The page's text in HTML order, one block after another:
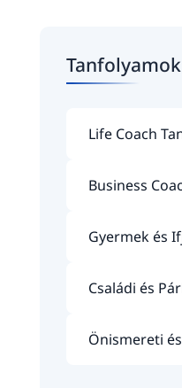
Tanfolyamok
Life Coach
Business
Gyermek és
Családi és
Önismereti